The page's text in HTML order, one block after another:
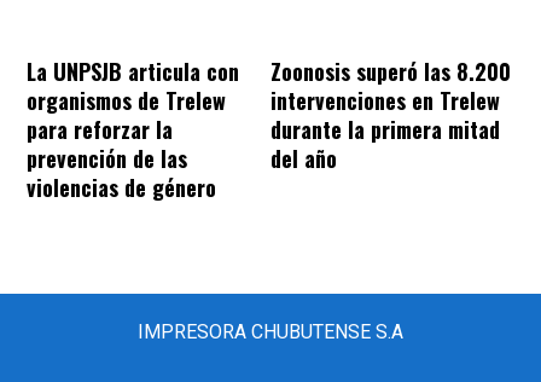
La UNPSJB articula con
organismos de Trelew
para reforzar la
prevención de las
violencias de género
Zoonosis superó las 8.200
intervenciones en Trelew
durante la primera mitad
del año
IMPRESORA CHUBUTENSE S.A